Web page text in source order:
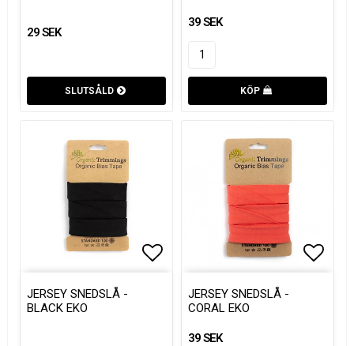
29 SEK
SLUTSÅLD
39 SEK
KÖP
Lägg till i favoritlistan
Lägg till i favoritlistan
JERSEY SNEDSLÅ -
BLACK EKO
JERSEY SNEDSLÅ -
CORAL EKO
39 SEK